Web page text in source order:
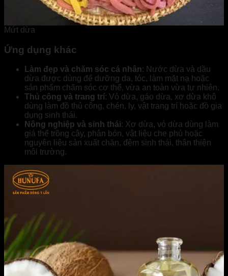
Mứt dừa
Ứng dụng khác
Làm đẹp và chăm sóc cá nhân: Nước dừa và dầu
dừa được dùng để dưỡng da, tóc, làm mặt nạ hoặc
sản phẩm chăm sóc cơ thể, vừa an toàn vừa tự nhiên.
Thủ công và trang trí: Vỏ dừa, gáo dừa, xơ dừa khô
dùng làm đồ thủ công, chén, ly, vật trang trí hoặc đồ gia
dụng sinh thái.
Nông nghiệp và sinh thái: Xơ dừa, vỏ dừa dùng làm
giá thể trồng cây, phân bón, vật liệu che phủ hoặc
nguyên liệu sản xuất chăn, đệm sinh thái, thân thiện
môi trường.